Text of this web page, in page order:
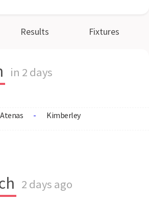
Results Fixtures
in 2 days
- Kimberley
2 days ago